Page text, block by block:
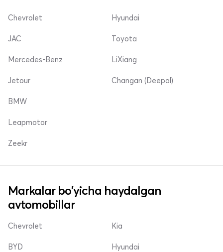
Chevrolet Hyundai
JAC
Mercedes-Benz
Jetour
Toyota
LiXiang
Changan (Deepal)
BMW
Leapmotor
Zeekr
Markalar bo'yicha haydalgan
avtomobillar
Chevrolet
BYD
Kia
Hyundai